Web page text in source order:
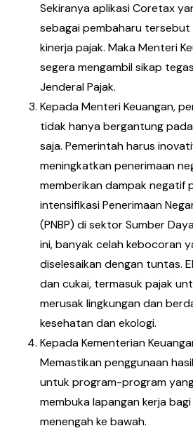
Sekiranya aplikasi Coretax
sebagai pembaharu tersebut
kinerja pajak. Maka Menteri
segera mengambil sikap
Jenderal Pajak.
Kepada Menteri Keuangan,
tidak hanya bergantung
saja. Pemerintah harus
meningkatkan penerimaan
memberikan dampak negatif
intensifikasi Penerimaan
(PNBP) di sektor Sumber
ini, banyak celah kebocoran
diselesaikan dengan tuntas.
dan cukai, termasuk pajak
merusak lingkungan dan
kesehatan dan ekologi.
Kepada Kementerian
Memastikan penggunaan
untuk program-program
membuka lapangan kerja
menengah ke bawah.